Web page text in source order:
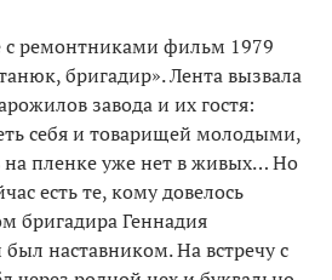
с ремонтниками фильм 1979
бригадир». Лента вызвала
завода и их гостя:
себя и товарищей молодыми,
на пленке уже нет в живых… Но
есть те, кому довелось
бригадира Геннадия
наставником. На встречу с